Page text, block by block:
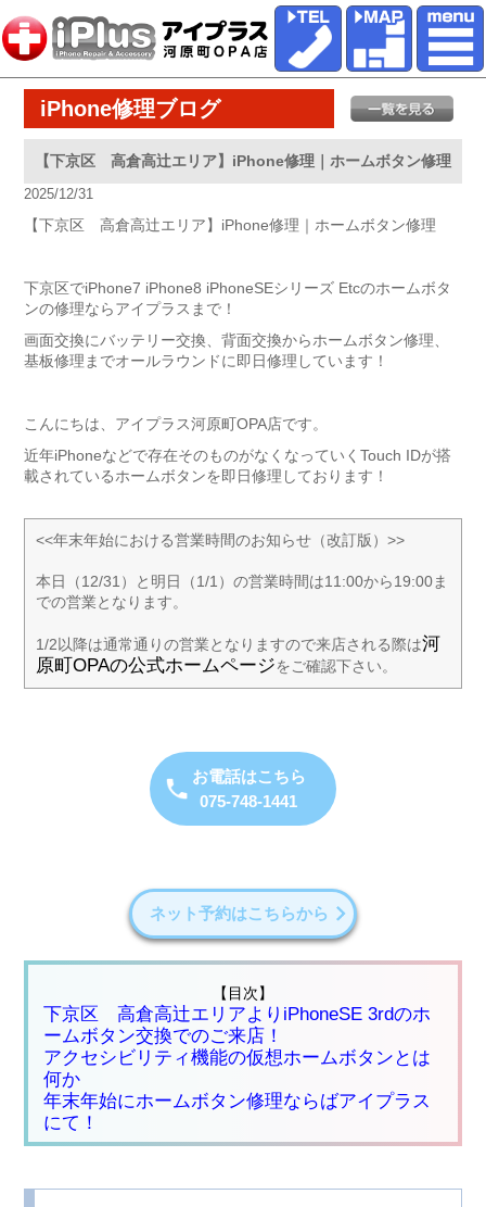
iPhone修理ブログ
【下京区 高倉高辻エリア】iPhone修理｜ホームボタン修理
2025/12/31
【下京区 高倉高辻エリア】iPhone修理｜ホームボタン修理
下京区でiPhone7 iPhone8 iPhoneSEシリーズ Etcのホームボタ
ンの修理ならアイプラスまで！
画面交換にバッテリー交換、背面交換からホームボタン修理、
基板修理までオールラウンドに即日修理しています！
こんにちは、アイプラス河原町OPA店です。
近年iPhoneなどで存在そのものがなくなっていくTouch IDが搭
載されているホームボタンを即日修理しております！
<<年末年始における営業時間のお知らせ（改訂版）>>
本日（12/31）と明日（1/1）の営業時間は11:00から19:00ま
での営業となります。
1/2以降は通常通りの営業となりますので来店される際は河
原町OPAの公式ホームページをご確認下さい。
お電話はこちら
075-748-1441
ネット予約はこちらから
【目次】
下京区 高倉高辻エリアよりiPhoneSE 3rdのホ
ームボタン交換でのご来店！
アクセシビリティ機能の仮想ホームボタンとは
何か
年末年始にホームボタン修理ならばアイプラス
にて！